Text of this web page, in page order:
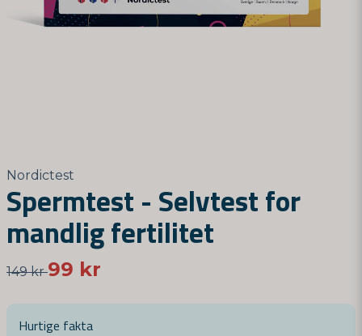
Nordictest
Spermtest - Selvtest for
mandlig fertilitet
149 kr99 kr
Hurtige fakta